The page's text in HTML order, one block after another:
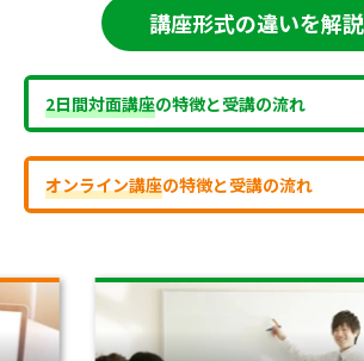
講座形式の違いを解説
2日間対面講座の特徴と受講の流れ
オンライン講座の特徴と受講の流れ